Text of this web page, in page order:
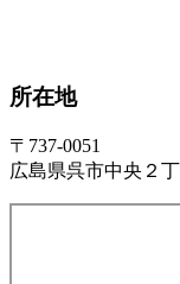
所在地
〒737-0051
広島県呉市中央２